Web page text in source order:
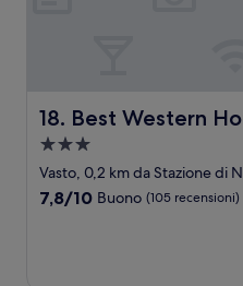
18. Best Western
Best Western Hotel dei
Struttura
a
3.0
Vasto, 0,2 km da Stazione di
7.8
7,8/10 Buono (105 recensioni)